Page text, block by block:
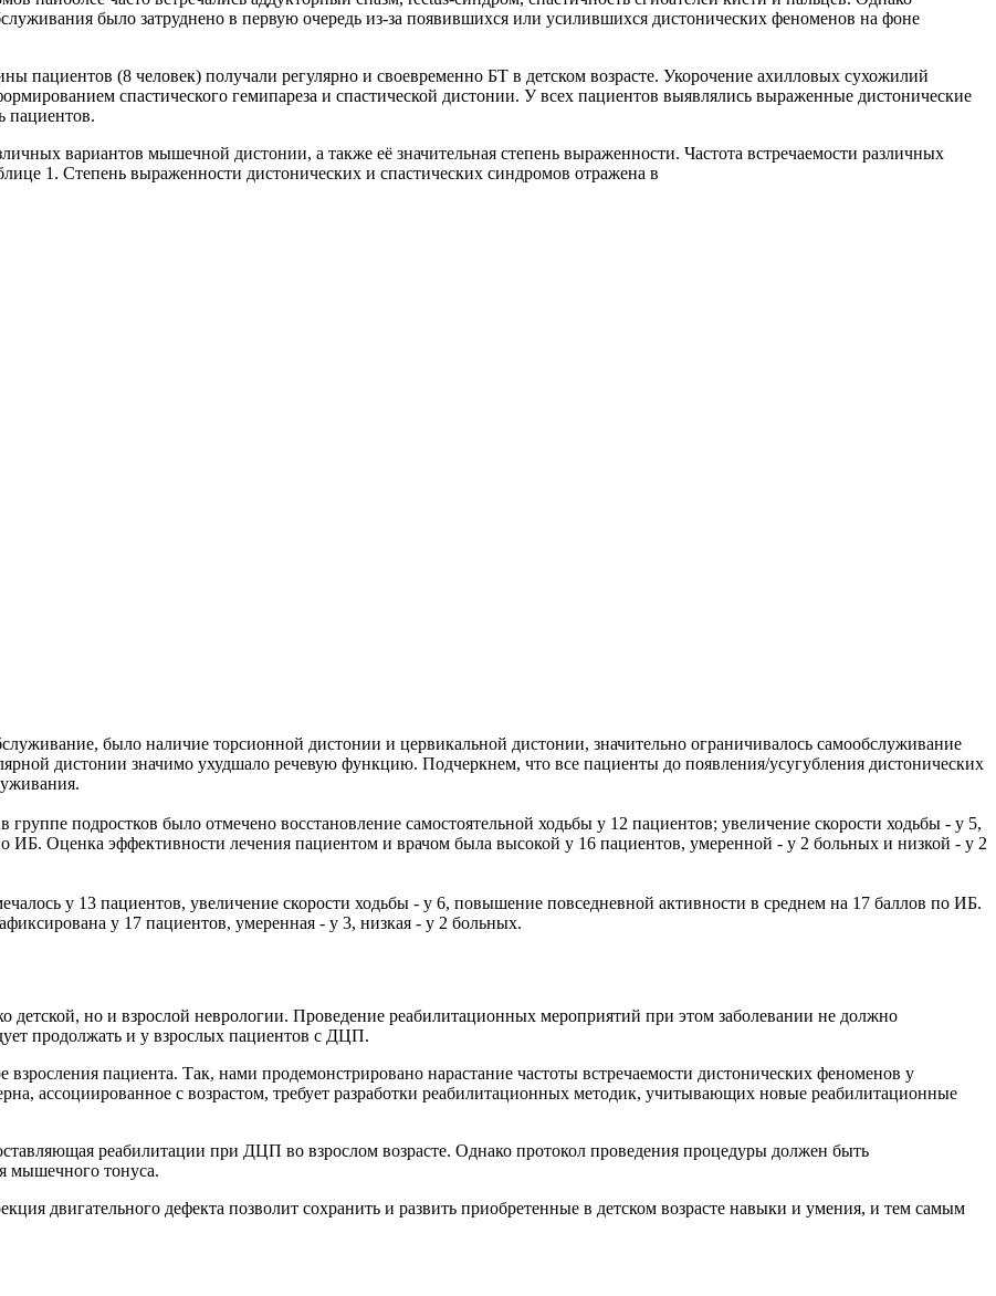
было затруднено в первую очередь из-за появившихся или усилившихся дистонических феноменов на фоне
(8 человек) получали регулярно и своевременно БТ в детском возрасте. Укорочение ахилловых сухожилий
спастического гемипареза и спастической дистонии. У всех пациентов выявлялись выраженные дистонические
пациентов.
вариантов мышечной дистонии, а также её значительная степень выраженности. Частота встречаемости различных
1. Степень выраженности дистонических и спастических синдромов отражена в
было наличие торсионной дистонии и цервикальной дистонии, значительно ограничивалось самообслуживание
дистонии значимо ухудшало речевую функцию. Подчеркнем, что все пациенты до появления/усугубления дистонических
подростков было отмечено восстановление самостоятельной ходьбы у 12 пациентов; увеличение скорости ходьбы - у 5,
ИБ. Оценка эффективности лечения пациентом и врачом была высокой у 16 пациентов, умеренной - у 2 больных и низкой - у 2
у 13 пациентов, увеличение скорости ходьбы - у 6, повышение повседневной активности в среднем на 17 баллов по ИБ.
у 17 пациентов, умеренная - у 3, низкая - у 2 больных.
детской, но и взрослой неврологии. Проведение реабилитационных мероприятий при этом заболевании не должно
продолжать и у взрослых пациентов с ДЦП.
пациента. Так, нами продемонстрировано нарастание частоты встречаемости дистонических феноменов у
ассоциированное с возрастом, требует разработки реабилитационных методик, учитывающих новые реабилитационные
реабилитации при ДЦП во взрослом возрасте. Однако протокол проведения процедуры должен быть
мышечного тонуса.
двигательного дефекта позволит сохранить и развить приобретенные в детском возрасте навыки и умения, и тем самым